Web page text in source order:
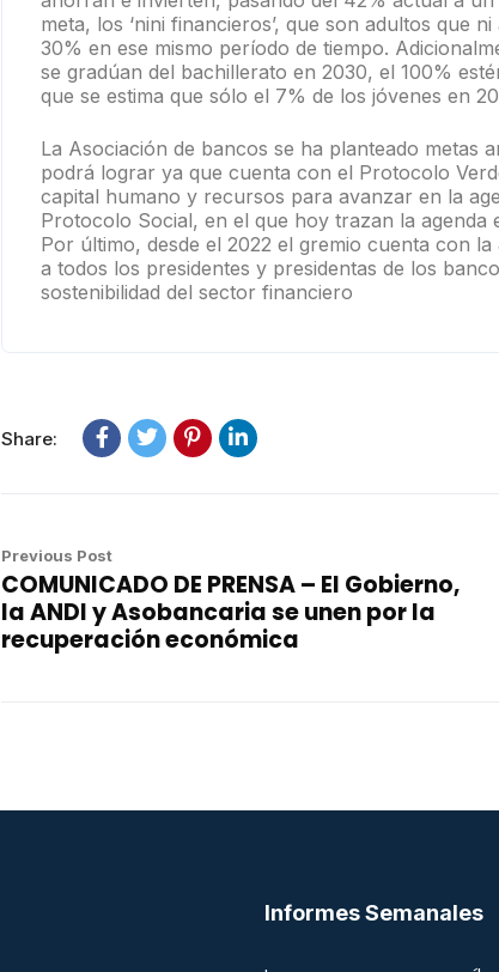
meta, los ‘nini financieros’, que son adultos que
30% en ese mismo período de tiempo.
se gradúan del bachillerato en 2030, el 100%
que se estima que sólo el 7% de los jóvenes en
La Asociación de bancos se ha planteado metas
podrá lograr ya que cuenta con el Protocolo
capital humano y recursos para avanzar en la
Protocolo Social, en el que hoy trazan la agenda
Por último, desde el 2022 el gremio cuenta con
a todos los presidentes y presidentas de los
sostenibilidad del sector financiero
Share:
Previous Post
COMUNICADO DE PRENSA – El Gobierno,
la ANDI y Asobancaria se unen por la
recuperación económica
Informes Semanales